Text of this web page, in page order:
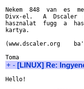
Nekem  848  van  es
Divx-el.   A  Dscaler
hasznalat  fugg  a
kartya.
(www.dscaler.org
+ - [LINUX] Re:
Hello!